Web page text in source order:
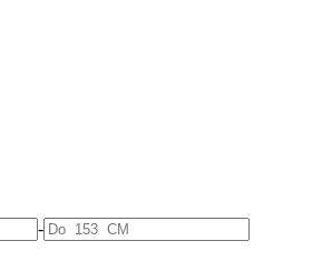
-